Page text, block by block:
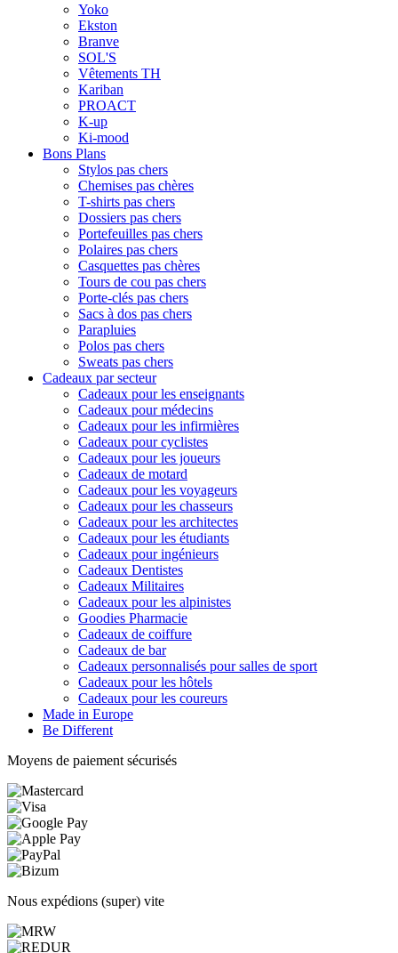
Yoko
Ekston
Branve
SOL'S
Vêtements TH
Kariban
PROACT
K-up
Ki-mood
Bons Plans
Stylos pas chers
Chemises pas chères
T-shirts pas chers
Dossiers pas chers
Portefeuilles pas chers
Polaires pas chers
Casquettes pas chères
Tours de cou pas chers
Porte-clés pas chers
Sacs à dos pas chers
Parapluies
Polos pas chers
Sweats pas chers
Cadeaux par secteur
Cadeaux pour les enseignants
Cadeaux pour médecins
Cadeaux pour les infirmières
Cadeaux pour cyclistes
Cadeaux pour les joueurs
Cadeaux de motard
Cadeaux pour les voyageurs
Cadeaux pour les chasseurs
Cadeaux pour les architectes
Cadeaux pour les étudiants
Cadeaux pour ingénieurs
Cadeaux Dentistes
Cadeaux Militaires
Cadeaux pour les alpinistes
Goodies Pharmacie
Cadeaux de coiffure
Cadeaux de bar
Cadeaux personnalisés pour salles de sport
Cadeaux pour les hôtels
Cadeaux pour les coureurs
Made in Europe
Be Different
Moyens de paiement sécurisés
Nous expédions (super) vite